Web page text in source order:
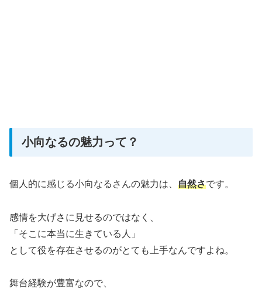
小向なるの魅力って？
個人的に感じる小向なるさんの魅力は、 自然さです。
感情を大げさに見せるのではなく、
「そこに本当に生きている人」
として役を存在させるのがとても上手なんですよね。
舞台経験が豊富なので、